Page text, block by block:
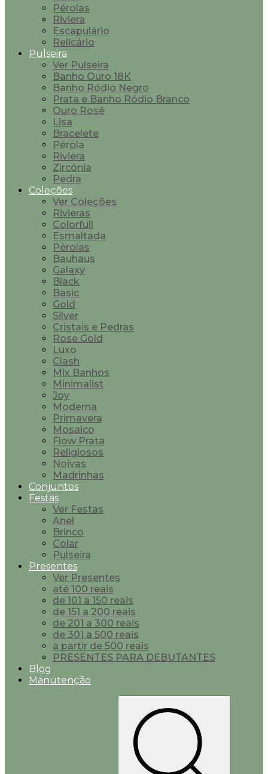
Pérolas
Riviera
Escapulário
Relicário
Pulseira
Ver Pulseira
Banho Ouro 18K
Banho Ródio Negro
Prata e Banho Ródio Branco
Ouro Rosê
Lisa
Bracelete
Pérola
Riviera
Zircônia
Pedra
Coleções
Ver Coleções
Rivieras
Colorfull
Esmaltada
Pérolas
Bauhaus
Galaxy
Black
Basic
Gold
Silver
Cristais e Pedras
Rose Gold
Luxo
Clash
Mix Banhos
Minimalist
Joy
Moderna
Primavera
Mosaico
Flow Prata
Religiosos
Noivas
Madrinhas
Conjuntos
Festas
Ver Festas
Anel
Brinco
Colar
Pulseira
Presentes
Ver Presentes
até 100 reais
de 101 a 150 reais
de 151 a 200 reais
de 201 a 300 reais
de 301 a 500 reais
a partir de 500 reais
PRESENTES PARA DEBUTANTES
Blog
Manutenção